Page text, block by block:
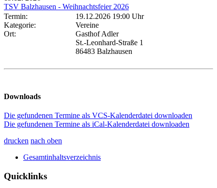
TSV Balzhausen - Weihnachtsfeier 2026
Termin:
19.12.2026 19:00 Uhr
Kategorie:
Vereine
Ort:
Gasthof Adler
St.-Leonhard-Straße 1
86483 Balzhausen
Downloads
Die gefundenen Termine als VCS-Kalenderdatei downloaden
Die gefundenen Termine als iCal-Kalenderdatei downloaden
drucken nach oben
Gesamtinhaltsverzeichnis
Quicklinks